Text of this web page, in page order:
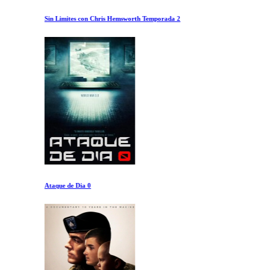
Sin Limites con Chris Hemsworth Temporada 2
Ataque de Dia 0